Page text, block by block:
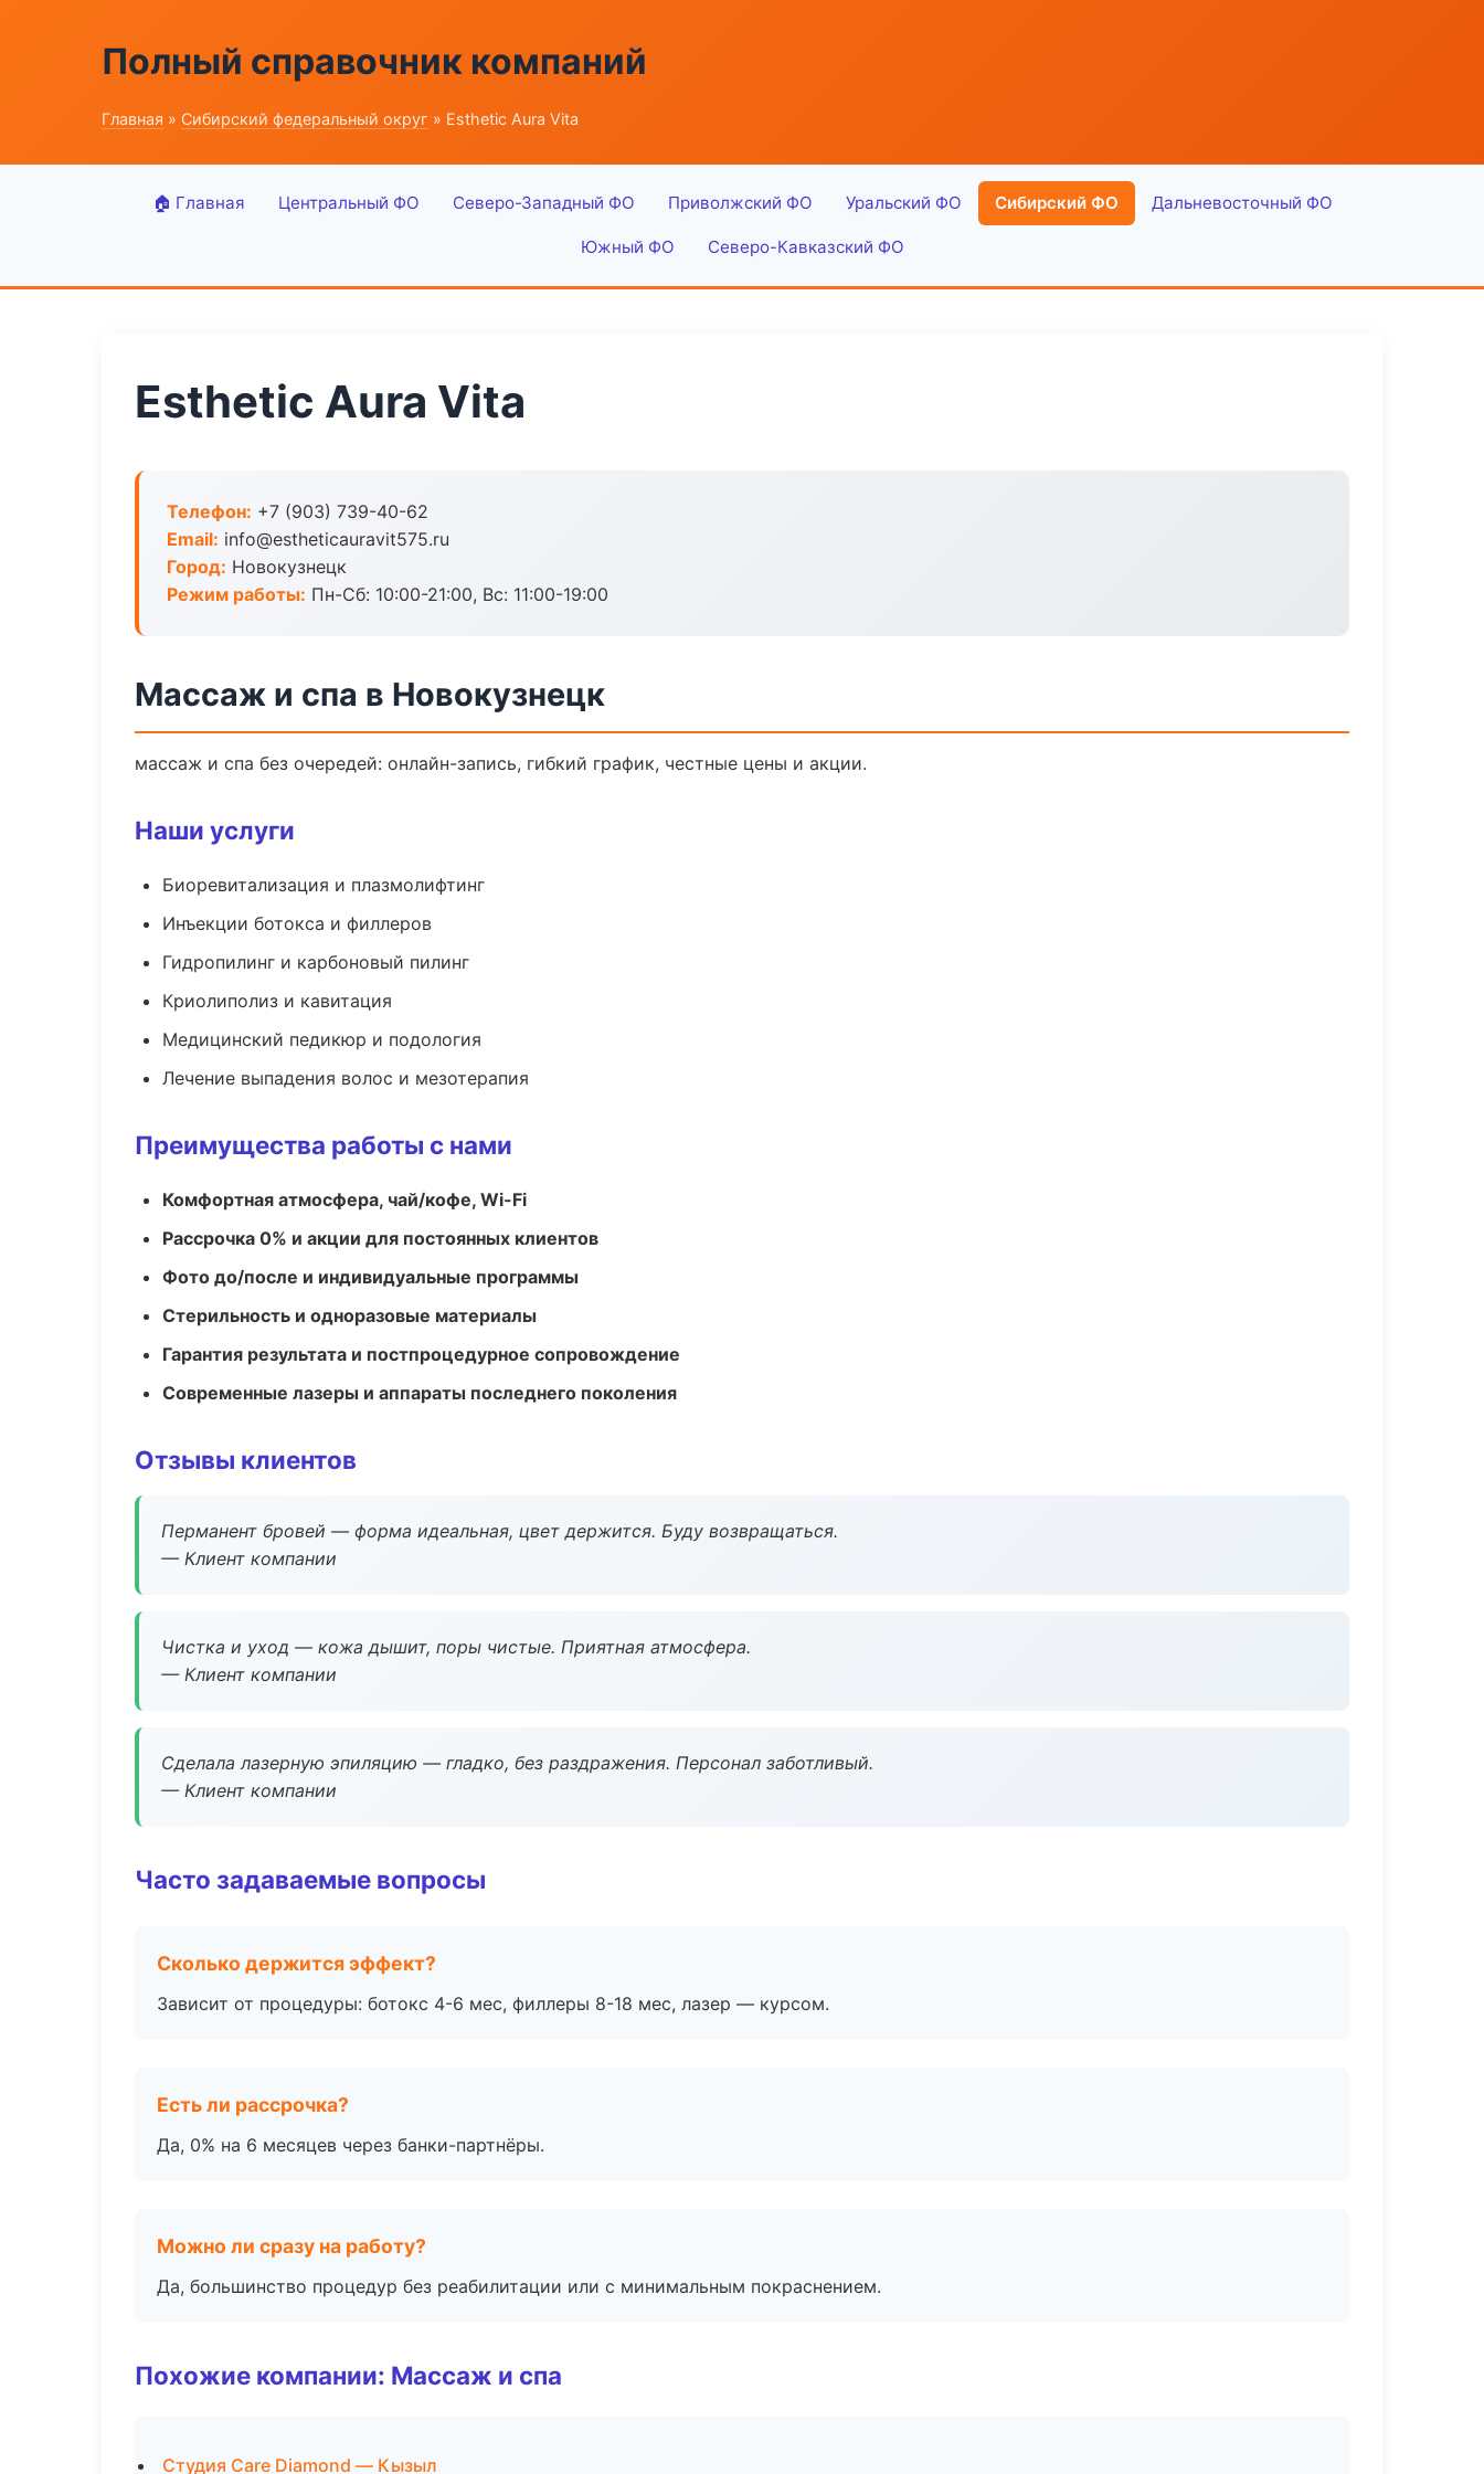
Полный справочник компаний
Главная » Сибирский федеральный округ » Esthetic Aura Vita
🏠 Главная Центральный ФО Северо-Западный ФО Приволжский ФО Уральский ФО Сибирский ФО Дальневосточный ФО
Южный ФО Северо-Кавказский ФО
Esthetic Aura Vita
Телефон: +7 (903) 739-40-62
Email: info@estheticauravit575.ru
Город: Новокузнецк
Режим работы: Пн-Сб: 10:00-21:00, Вс: 11:00-19:00
Массаж и спа в Новокузнецк
массаж и спа без очередей: онлайн-запись, гибкий график, честные цены и акции.
Наши услуги
Биоревитализация и плазмолифтинг
Инъекции ботокса и филлеров
Гидропилинг и карбоновый пилинг
Криолиполиз и кавитация
Медицинский педикюр и подология
Лечение выпадения волос и мезотерапия
Преимущества работы с нами
Комфортная атмосфера, чай/кофе, Wi-Fi
Рассрочка 0% и акции для постоянных клиентов
Фото до/после и индивидуальные программы
Стерильность и одноразовые материалы
Гарантия результата и постпроцедурное сопровождение
Современные лазеры и аппараты последнего поколения
Отзывы клиентов
Перманент бровей — форма идеальная, цвет держится. Буду возвращаться.
— Клиент компании
Чистка и уход — кожа дышит, поры чистые. Приятная атмосфера.
— Клиент компании
Сделала лазерную эпиляцию — гладко, без раздражения. Персонал заботливый.
— Клиент компании
Часто задаваемые вопросы
Сколько держится эффект?
Зависит от процедуры: ботокс 4-6 мес, филлеры 8-18 мес, лазер — курсом.
Есть ли рассрочка?
Да, 0% на 6 месяцев через банки-партнёры.
Можно ли сразу на работу?
Да, большинство процедур без реабилитации или с минимальным покраснением.
Похожие компании: Массаж и спа
Студия Care Diamond — Кызыл